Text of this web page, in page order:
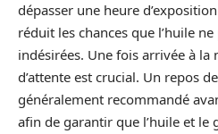
dépasser une heure
réduit les chances que l’huile
indésirées. Une fois arrivée à la
d’attente est crucial. Un repos
généralement recommandé
afin de garantir que l’huile et le